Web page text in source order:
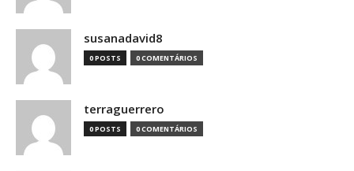
susanadavid8
0 POSTS 0 COMENTÁRIOS
terraguerrero
0 POSTS 0 COMENTÁRIOS